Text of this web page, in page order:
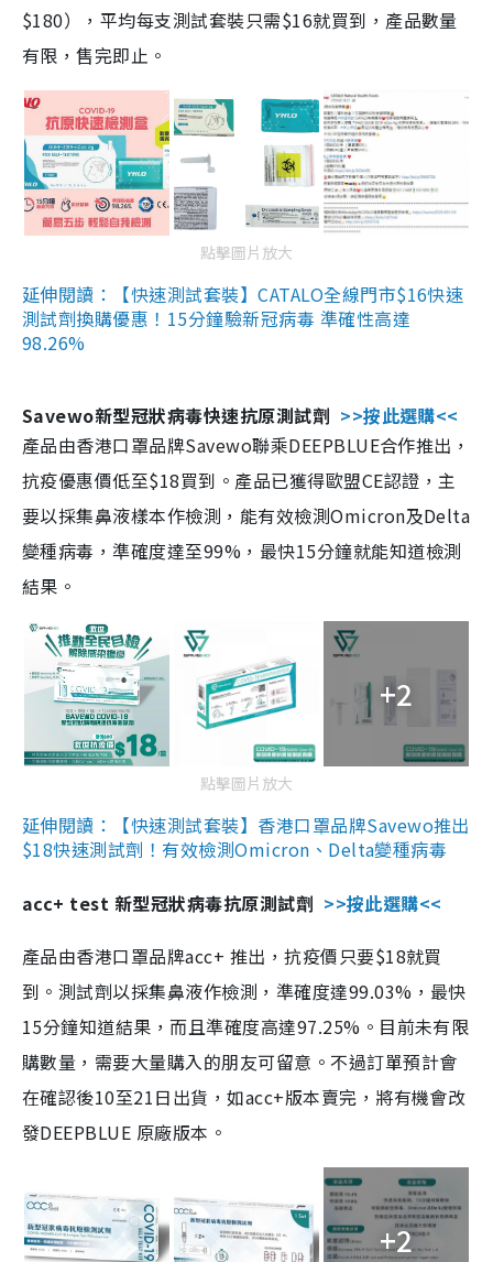
$180），平均每支測試套裝只需$16就買到，產品數量
有限，售完即止。
點擊圖片放大
延伸閱讀：【快速測試套裝】CATALO全線門市$16快速
測試劑換購優惠！15分鐘驗新冠病毒 準確性高達
98.26%
Savewo新型冠狀病毒快速抗原測試劑 >>按此選購<<
產品由香港口罩品牌Savewo聯乘DEEPBLUE合作推出，
抗疫優惠價低至$18買到。產品已獲得歐盟CE認證，主
要以採集鼻液樣本作檢測，能有效檢測Omicron及Delta
變種病毒，準確度達至99%，最快15分鐘就能知道檢測
結果。
+2
點擊圖片放大
延伸閱讀：【快速測試套裝】香港口罩品牌Savewo推出
$18快速測試劑！有效檢測Omicron、Delta變種病毒
acc+ test 新型冠狀病毒抗原測試劑 >>按此選購<<
產品由香港口罩品牌acc+ 推出，抗疫價只要$18就買
到。測試劑以採集鼻液作檢測，準確度達99.03%，最快
15分鐘知道結果，而且準確度高達97.25%。目前未有限
購數量，需要大量購入的朋友可留意。不過訂單預計會
在確認後10至21日出貨，如acc+版本賣完，將有機會改
發DEEPBLUE 原廠版本。
+2